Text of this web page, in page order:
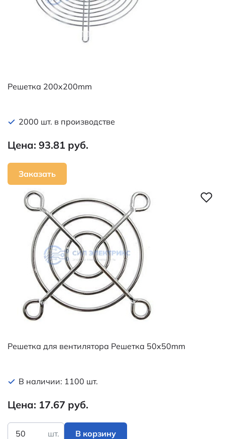
Решетка 200x200mm
2000 шт. в производстве
Цена: 93.81 руб.
Заказать
Решетка для вентилятора Решетка 50x50mm
В наличии: 1100 шт.
Цена: 17.67 руб.
шт. В корзину